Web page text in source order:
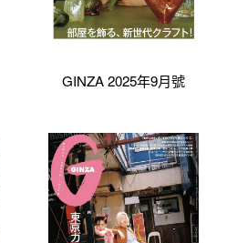
GINZA 2025年9月號